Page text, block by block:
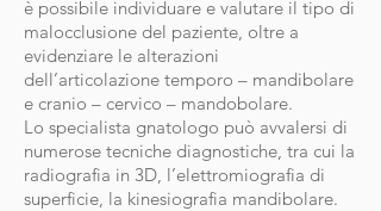
è possibile individuare e valutare il tipo di
malocclusione del paziente, oltre a
evidenziare le alterazioni
dell’articolazione temporo – mandibolare
e cranio – cervico – mandobolare.
Lo specialista gnatologo può avvalersi di
numerose tecniche diagnostiche, tra cui la
radiografia in 3D, l’elettromiografia di
superficie, la kinesiografia mandibolare.